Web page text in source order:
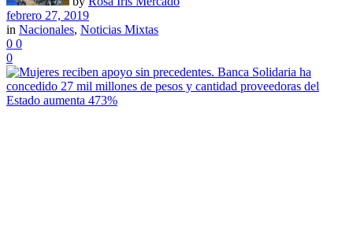
febrero 27, 2019
in Nacionales, Noticias Mixtas
0 0
0